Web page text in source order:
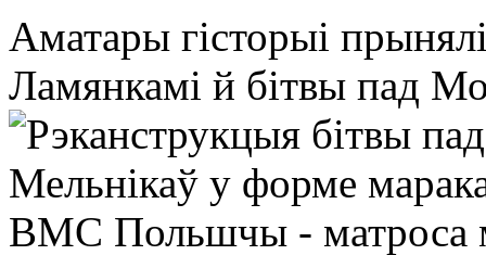
Аматары гісторыі
Ламянкамі й бітвы пад